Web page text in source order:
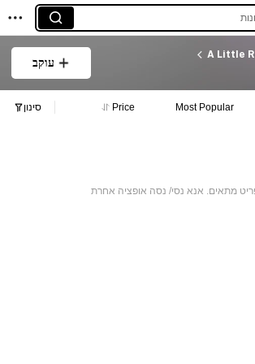
A Little
עוקב
Most Popular
Price סינון
מתאים. אנא נסי/ נסה אופציה אחרת